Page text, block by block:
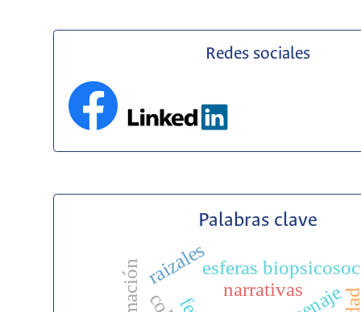
Redes sociales
Palabras clave
esferas
narrativas
raizales